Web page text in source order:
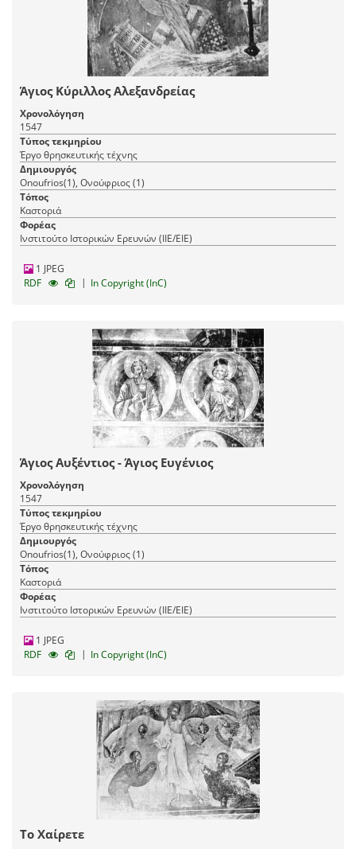
Άγιος Κύριλλος Αλεξανδρείας
Χρονολόγηση
1547
Τύπος τεκμηρίου
Έργο θρησκευτικής τέχνης
Δημιουργός
Onoufrios(1), Ονούφριος (1)
Τόπος
Καστοριά
Φορέας
Ινστιτούτο Ιστορικών Ερευνών (ΙΙΕ/ΕΙΕ)
1 JPEG
RDF
| In Copyright (InC)
Άγιος Αυξέντιος - Άγιος Ευγένιος
Χρονολόγηση
1547
Τύπος τεκμηρίου
Έργο θρησκευτικής τέχνης
Δημιουργός
Onoufrios(1), Ονούφριος (1)
Τόπος
Καστοριά
Φορέας
Ινστιτούτο Ιστορικών Ερευνών (ΙΙΕ/ΕΙΕ)
1 JPEG
RDF
| In Copyright (InC)
Το Χαίρετε